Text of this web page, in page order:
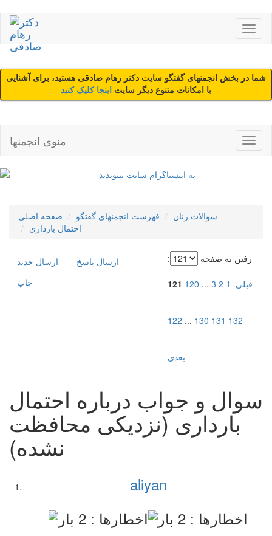
شما در بخش انجمنهای گفتگو سایت دکتر رهام صادقی هستید، برای آشنایی
با امکانات متنوع دیگر سایت اینجا کلیک کنید
منوی انجمنها
صفحه اصلی فهرست انجمنهای گفتگو
سوالات زنان
احتمال بارداری
ارسال جديد
ارسال پاسخ
چاپ
رفتن به صفحه :
قبلی 1
2
3
...
120
121
122 ... 130 131 132
بعدی
سوال و جواب درباره احتمال
بارداری (نزدیکی محافظت
نشده)
aliyan